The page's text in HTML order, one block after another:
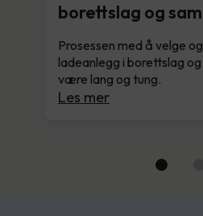
borettslag og
Prosessen med å velge
ladeanlegg i borettslag
være lang og tung.
Les mer